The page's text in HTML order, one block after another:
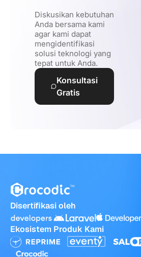
Diskusikan kebutuhan
Anda bersama kami
agar kami dapat
mengidentifikasi
solusi teknologi yang
tepat untuk Anda.
Konsultasi
Gratis
Disertifikasi oleh
Ekosistem Produk Kami